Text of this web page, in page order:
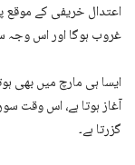
اعتدال خریفی کے
غروب ہوگا اور اس وجہ
آغاز ہوتا ہے، اس وقت
گزرتا ہے۔